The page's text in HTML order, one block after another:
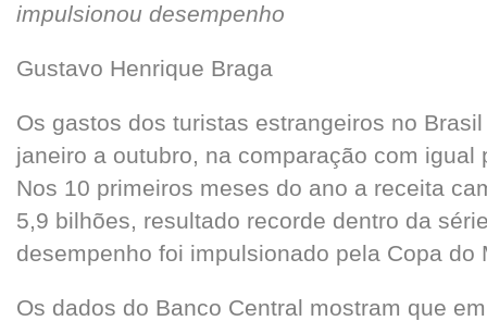
impulsionou desempenho
Gustavo Henrique Braga
Os gastos dos turistas estrangeiros no
janeiro a outubro, na comparação com igual
Nos 10 primeiros meses do ano a receita
5,9 bilhões, resultado recorde dentro da
desempenho foi impulsionado pela Copa do
Os dados do Banco Central mostram que